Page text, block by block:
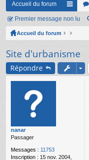
Accueil du forum
ac
co
ci
s
Premier message non lu
Accueil du forum
Site d'urbanisme
Répondre
nanar
Passager
Messages : 11753
Inscription : 15 nov. 2004,